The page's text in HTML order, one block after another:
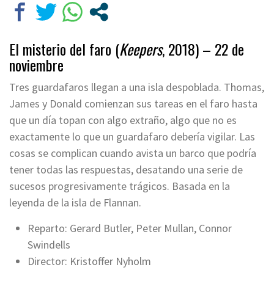
El misterio del faro (Keepers, 2018) – 22 de
noviembre
Tres guardafaros llegan a una isla despoblada. Thomas,
James y Donald comienzan sus tareas en el faro hasta
que un día topan con algo extraño, algo que no es
exactamente lo que un guardafaro debería vigilar. Las
cosas se complican cuando avista un barco que podría
tener todas las respuestas, desatando una serie de
sucesos progresivamente trágicos. Basada en la
leyenda de la isla de Flannan.
Reparto: Gerard Butler, Peter Mullan, Connor
Swindells
Director: Kristoffer Nyholm